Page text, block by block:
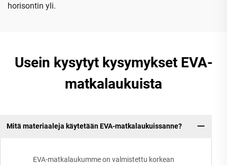
horisontin yli.
Usein kysytyt kysymykset EVA-
matkalaukuista
Mitä materiaaleja käytetään EVA-matkalaukuissanne?
EVA-matkalaukumme on valmistettu korkean